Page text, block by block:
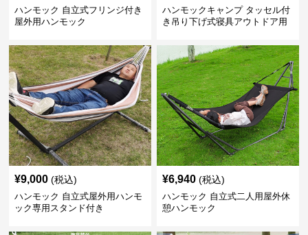
ハンモック 自立式フリンジ付き
屋外用ハンモック
ハンモックキャンプ タッセル付
き吊り下げ式寝具アウトドア用
¥9,000 (税込)
ハンモック 自立式屋外用ハンモ
ック専用スタンド付き
¥6,940 (税込)
ハンモック 自立式二人用屋外休
憩ハンモック